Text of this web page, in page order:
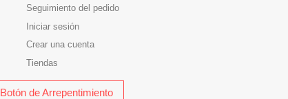
Seguimiento del pedido
Iniciar sesión
Crear una cuenta
Tiendas
Botón de Arrepentimiento